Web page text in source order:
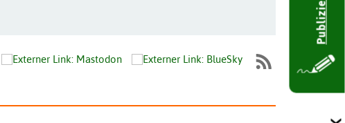
Publizieren